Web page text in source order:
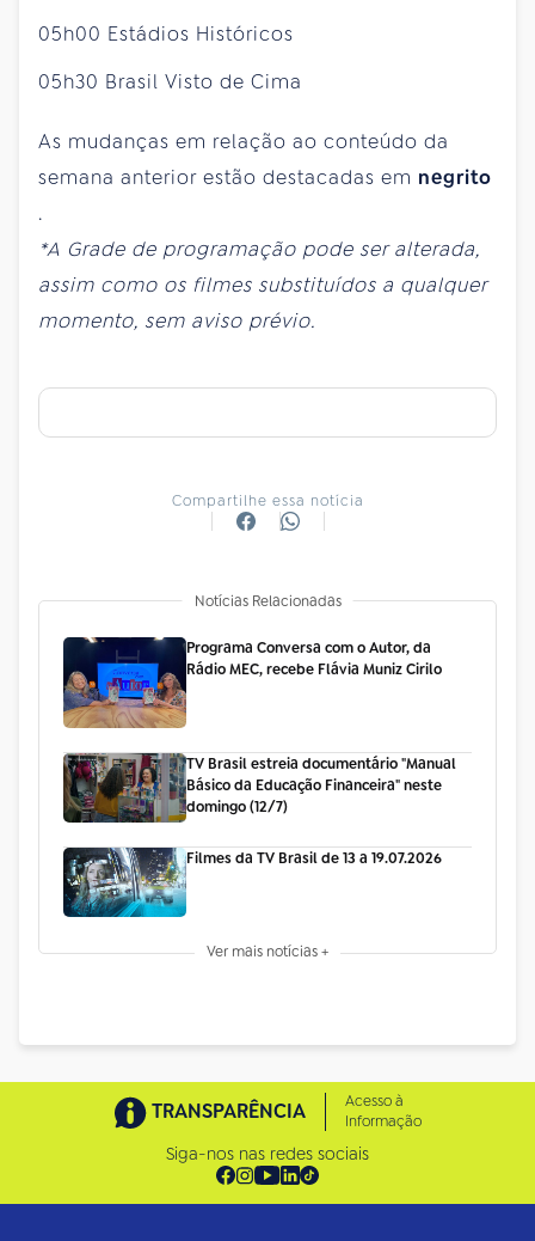
05h00 Estádios Históricos
05h30 Brasil Visto de Cima
As mudanças em relação ao conteúdo da
semana anterior estão destacadas em negrito
.
*A Grade de programação pode ser alterada,
assim como os filmes substituídos a qualquer
momento, sem aviso prévio.
Compartilhe essa notícia
Notícias Relacionadas
Programa Conversa com o Autor, da
Rádio MEC, recebe Flávia Muniz Cirilo
TV Brasil estreia documentário "Manual
Básico da Educação Financeira" neste
domingo (12/7)
Filmes da TV Brasil de 13 a 19.07.2026
Ver mais notícias +
TRANSPARÊNCIA
Acesso à
Informação
Siga-nos nas redes sociais